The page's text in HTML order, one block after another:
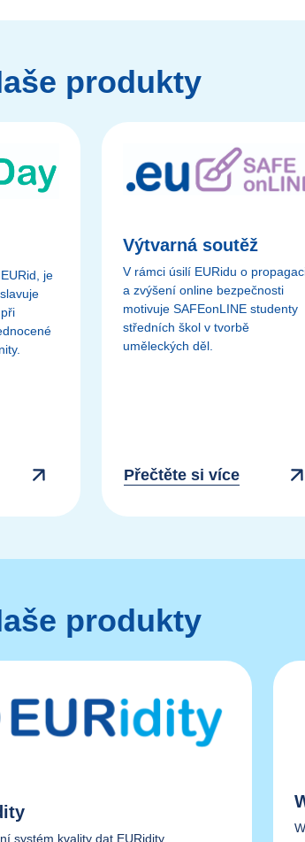
produkty
je
Výtvarná soutěž
V rámci úsilí EURidu o
a zvýšení online bezpečnosti
motivuje SAFEonLINE studenty
středních škol v tvorbě
uměleckých děl.
Přečtěte si více
produkty
systém kvality dat EURidity